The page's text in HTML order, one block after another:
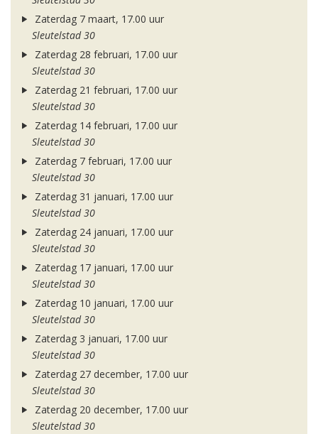
Zaterdag 7 maart, 17.00 uur
Sleutelstad 30
Zaterdag 28 februari, 17.00 uur
Sleutelstad 30
Zaterdag 21 februari, 17.00 uur
Sleutelstad 30
Zaterdag 14 februari, 17.00 uur
Sleutelstad 30
Zaterdag 7 februari, 17.00 uur
Sleutelstad 30
Zaterdag 31 januari, 17.00 uur
Sleutelstad 30
Zaterdag 24 januari, 17.00 uur
Sleutelstad 30
Zaterdag 17 januari, 17.00 uur
Sleutelstad 30
Zaterdag 10 januari, 17.00 uur
Sleutelstad 30
Zaterdag 3 januari, 17.00 uur
Sleutelstad 30
Zaterdag 27 december, 17.00 uur
Sleutelstad 30
Zaterdag 20 december, 17.00 uur
Sleutelstad 30